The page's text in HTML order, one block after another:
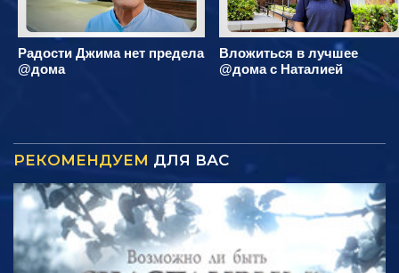
Радости Джима нет предела
@дома
Вложиться в лучшее
@дома с Наталией
РЕКОМЕНДУЕМ ДЛЯ ВАС